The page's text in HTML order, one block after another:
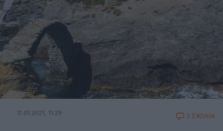
11.01.2021, 11:29 3 ΣΧΟΛΙΑ